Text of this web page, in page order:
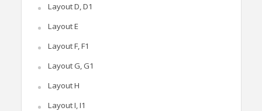
Layout D, D1
Layout E
Layout F, F1
Layout G, G1
Layout H
Layout I, I1